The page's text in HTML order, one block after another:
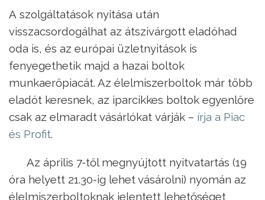
A szolgáltatások nyitása után
visszacsordogálhat az átszivárgott eladóhad
oda is, és az európai üzletnyitások is
fenyegethetik majd a hazai boltok
munkaerőpiacát. Az élelmiszerboltok már több
eladót keresnek, az iparcikkes boltok egyenlőre
csak az elmaradt vásárlókat várják – írja a Piac
és Profit.
Az április 7-től megnyújtott nyitvatartás (19
óra helyett 21.30-ig lehet vásárolni) nyomán az
élelmiszerboltoknak jelentett lehetőséget